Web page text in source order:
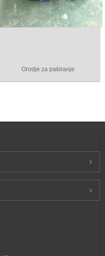
Orodje za pakiranje